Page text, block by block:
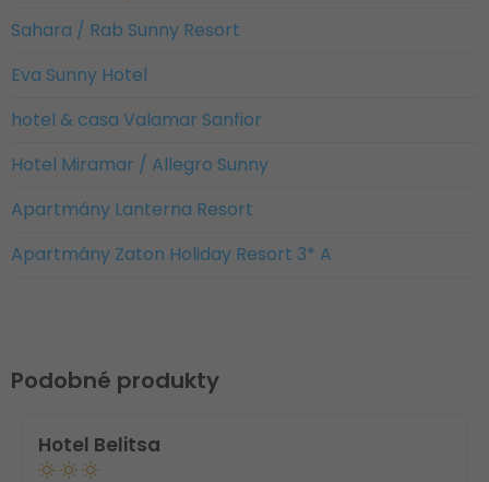
Sahara / Rab Sunny Resort
Eva Sunny Hotel
hotel & casa Valamar Sanfior
Hotel Miramar / Allegro Sunny
Apartmány Lanterna Resort
Apartmány Zaton Holiday Resort 3* A
Podobné produkty
Hotel Belitsa